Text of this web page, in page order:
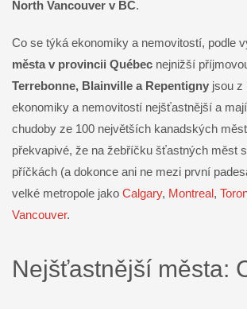
North Vancouver v BC.
Co se týká ekonomiky a nemovitostí, podle
města v provincii Québec nejnižší
Terrebonne, Blainville a Repentigny jsou z
ekonomiky a nemovitostí nejšťastnější a
chudoby ze 100 největších kanadských
překvapivé, že na žebříčku šťastných měst
příčkách (a dokonce ani ne mezi první
velké metropole jako Calgary, Montreal,
Vancouver.
Nejšťastnější města: